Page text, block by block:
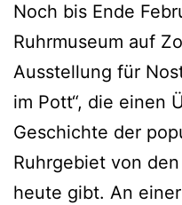
o
r
n
Noch bis Ende
Ruhrmuseum auf
Ausstellung für
im Pott“, die einen
Geschichte der
Ruhrgebiet von
heute gibt. An